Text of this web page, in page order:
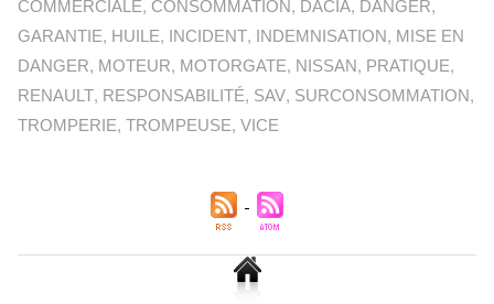
COMMERCIALE, CONSOMMATION, DACIA, DANGER,
GARANTIE, HUILE, INCIDENT, INDEMNISATION, MISE EN
DANGER, MOTEUR, MOTORGATE, NISSAN, PRATIQUE,
RENAULT, RESPONSABILITÉ, SAV, SURCONSOMMATION,
TROMPERIE,TROMPEUSE,VICE